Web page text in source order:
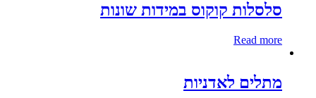
סלסלות קוקוס במידות שונות
Read more
מתלים לאדניות